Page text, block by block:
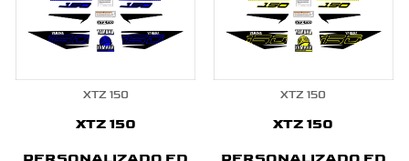
XTZ 150
XTZ 150
XTZ 150
XTZ 150